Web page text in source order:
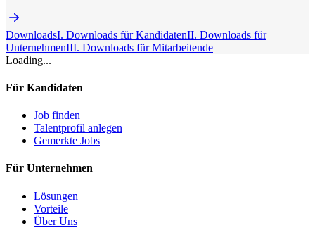
DownloadsI. Downloads für KandidatenII. Downloads für
UnternehmenIII. Downloads für Mitarbeitende
Loading...
Für Kandidaten
Job finden
Talentprofil anlegen
Gemerkte Jobs
Für Unternehmen
Lösungen
Vorteile
Über Uns